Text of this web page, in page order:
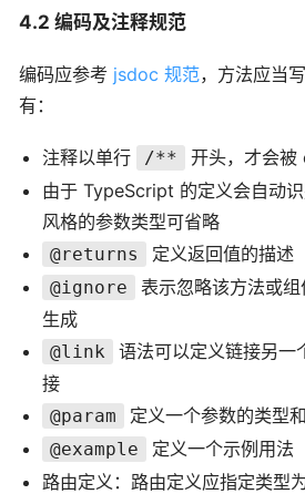
4.2 编码及注释规范
编码应参考 jsdoc 规范，方法应当
有：
注释以单行 /**
开头，才会
由于 TypeScript 的定义会自动
风格的参数类型可省略
@returns 定义返回值的描述
@ignore
表示忽略该方法或
生成
@link
语法可以定义链接另一
接
@param 定义一个参数的类型
@example
定义一个示例用法
路由定义：路由定义应指定类型